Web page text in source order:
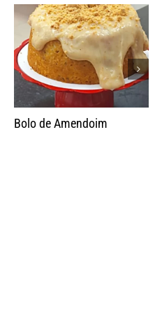
Bolo de Amendoim